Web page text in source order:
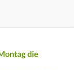
die